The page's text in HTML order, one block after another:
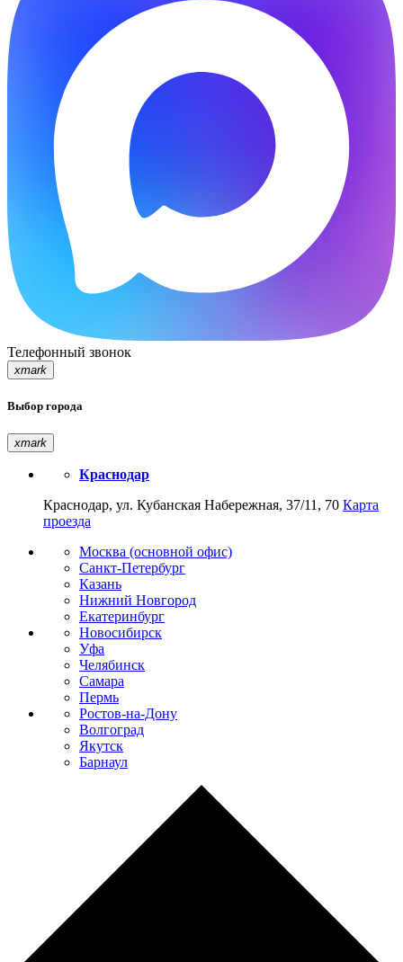
Телефонный звонок
xmark
Выбор города
xmark
Краснодар
Краснодар, ул. Кубанская Набережная, 37/11, 70 Карта
проезда
Москва (основной офис)
Санкт-Петербург
Казань
Нижний Новгород
Екатеринбург
Новосибирск
Уфа
Челябинск
Самара
Пермь
Ростов-на-Дону
Волгоград
Якутск
Барнаул